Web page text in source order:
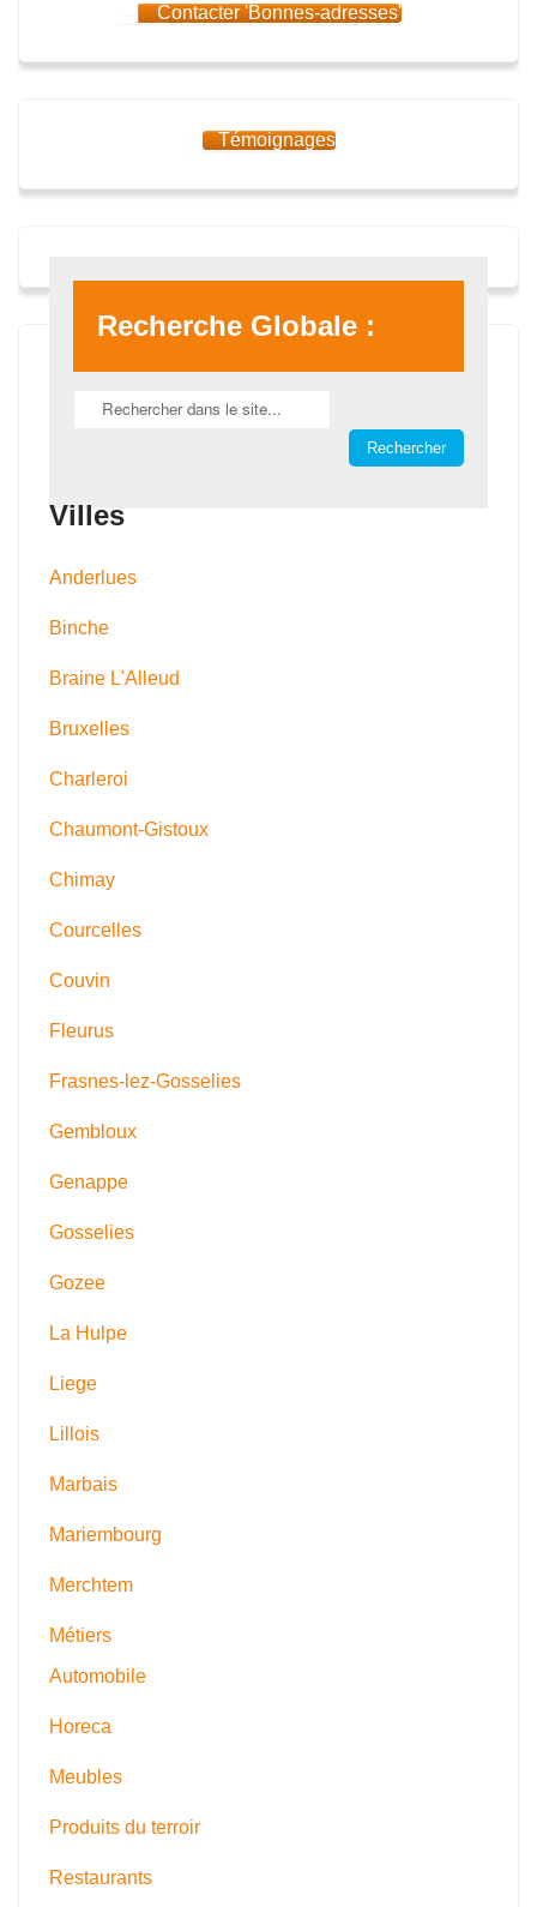
Contacter 'Bonnes-adresses'
Témoignages
Recherche Globale :
Villes
Anderlues
Binche
Braine L'Alleud
Bruxelles
Charleroi
Chaumont-Gistoux
Chimay
Courcelles
Couvin
Fleurus
Frasnes-lez-Gosselies
Gembloux
Genappe
Gosselies
Gozee
La Hulpe
Liege
Lillois
Marbais
Mariembourg
Merchtem
Métiers
Automobile
Horeca
Meubles
Produits du terroir
Restaurants